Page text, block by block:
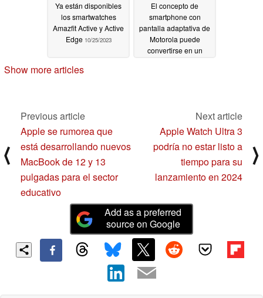
Ya están disponibles
los smartwatches
Amazfit Active y Active
Edge 10/25/2023
El concepto de
smartphone con
pantalla adaptativa de
Motorola puede
convertirse en un
Show more articles
⟨
Previous article
Apple se rumorea que
está desarrollando nuevos
MacBook de 12 y 13
pulgadas para el sector
educativo
Next article
Apple Watch Ultra 3
podría no estar listo a
tiempo para su
lanzamiento en 2024
⟩
Add as a preferred
source on Google